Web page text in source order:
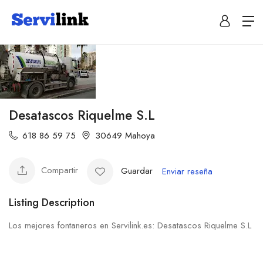
Desatascos Riquelme S.L
618 86 59 75 30649 Mahoya
Compartir Guardar Enviar reseña
Listing Description
Los mejores fontaneros en Servilink.es: Desatascos Riquelme S.L